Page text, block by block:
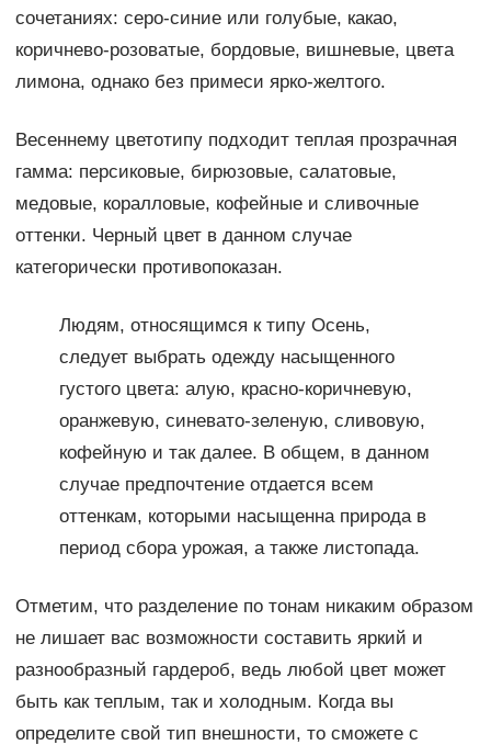
сочетаниях: серо-синие или голубые, какао,
коричнево-розоватые, бордовые, вишневые, цвета
лимона, однако без примеси ярко-желтого.
Весеннему цветотипу подходит теплая прозрачная
гамма: персиковые, бирюзовые, салатовые,
медовые, коралловые, кофейные и сливочные
оттенки. Черный цвет в данном случае
категорически противопоказан.
Людям, относящимся к типу Осень,
следует выбрать одежду насыщенного
густого цвета: алую, красно-коричневую,
оранжевую, синевато-зеленую, сливовую,
кофейную и так далее. В общем, в данном
случае предпочтение отдается всем
оттенкам, которыми насыщенна природа в
период сбора урожая, а также листопада.
Отметим, что разделение по тонам никаким образом
не лишает вас возможности составить яркий и
разнообразный гардероб, ведь любой цвет может
быть как теплым, так и холодным. Когда вы
определите свой тип внешности, то сможете с